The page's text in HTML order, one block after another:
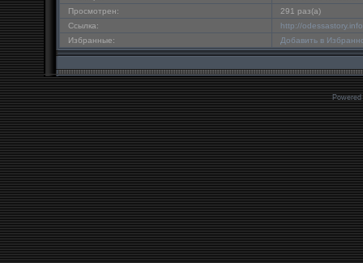
Просмотрен:
291 раз(а)
Ссылка:
http://
Избранные:
Добавить в